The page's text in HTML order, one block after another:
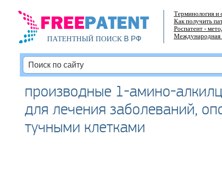
ПАТЕНТНЫЙ ПОИСКВ РФ
Терминология и
Как получить
Роспатент -
Международная
производные 1-амино-
для лечения заболеваний,
тучными клетками